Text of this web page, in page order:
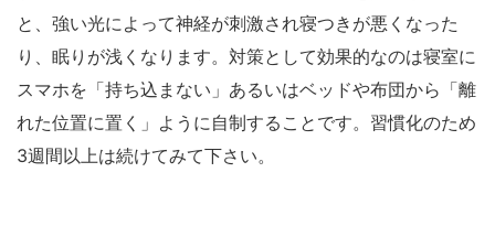
と、強い光によって神経が刺激され寝つきが悪くなった
り、眠りが浅くなります。対策として効果的なのは寝室に
スマホを「持ち込まない」あるいはベッドや布団から「離
れた位置に置く」ように自制することです。習慣化のため
3週間以上は続けてみて下さい。